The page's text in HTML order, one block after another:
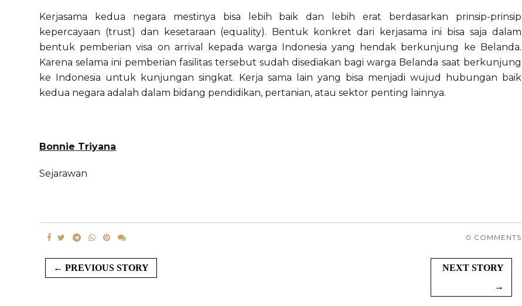
Kerjasama kedua negara mestinya bisa lebih baik dan lebih erat berdasarkan prinsip-prinsip
kepercayaan (trust) dan kesetaraan (equality). Bentuk konkret dari kerjasama ini bisa saja dalam
bentuk pemberian visa on arrival kepada warga Indonesia yang hendak berkunjung ke Belanda.
Karena selama ini pemberian fasilitas tersebut sudah disediakan bagi warga Belanda saat berkunjung
ke Indonesia untuk kunjungan singkat. Kerja sama lain yang bisa menjadi wujud hubungan baik
kedua negara adalah dalam bidang pendidikan, pertanian, atau sektor penting lainnya.
Bonnie Triyana
Sejarawan
0 COMMENTS
← PREVIOUS STORY
NEXT STORY
→